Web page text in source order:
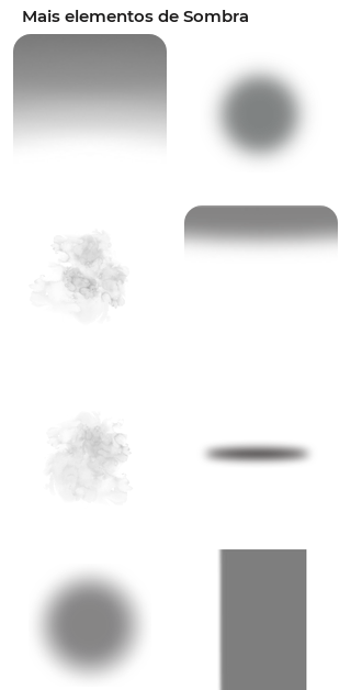
Mais elementos de Sombra